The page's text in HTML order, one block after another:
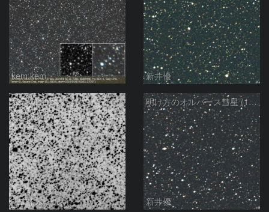
kem.kem 新井優
13P/Olbers
モンドシャルナ
明け方のオルバース彗星 (13P)：2025/03/01
新井優